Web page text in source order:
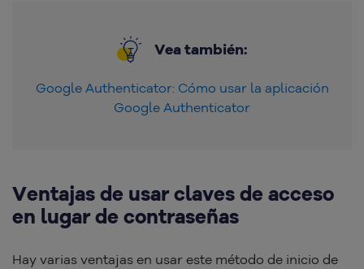
Vea también:
Google Authenticator: Cómo usar la aplicación
Google Authenticator
Ventajas de usar claves de acceso
en lugar de contraseñas
Hay varias ventajas en usar este método de inicio de